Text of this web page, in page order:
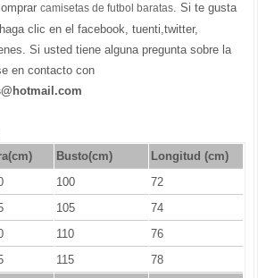
camisetas de futbol baratas. Si te gusta
clic en el facebook, tuenti,twitter,
Si usted tiene alguna pregunta sobre la
en contacto con
Busto(cm)
Longitud (cm)
100
72
105
74
110
76
115 78